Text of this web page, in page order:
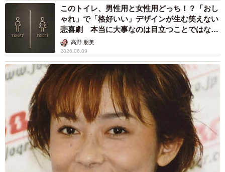
このトイレ、男性用と女性用どっち！？「おし
ゃれ」で「格好いい」デザインが生む笑えない
悲喜劇 本当に大事なのは目立つことではな
く…高野 朋美
2026.08.09